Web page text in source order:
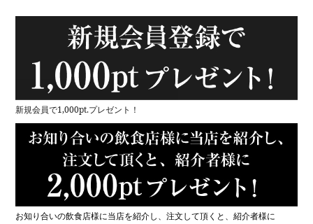
新規会員で1,000pt.プレゼント！
お知り合いの飲食店様に当店を紹介し、注文して頂くと、紹介者様に